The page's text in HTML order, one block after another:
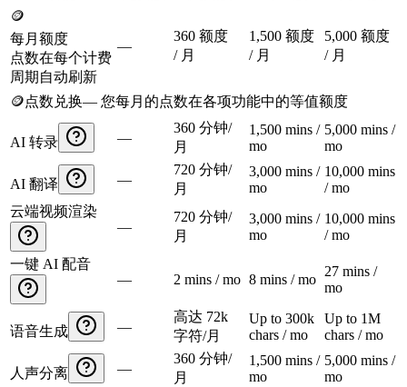
🪙
每月额度
点数在每个计费
周期自动刷新
—
360 额度
/ 月
1,500 额度
/ 月
5,000 额度
/ 月
🪙点数兑换— 您每月的点数在各项功能中的等值额度
AI 转录 —
360 分钟/
月
1,500 mins /
mo
5,000 mins /
mo
AI 翻译 —
720 分钟/
月
3,000 mins /
mo
10,000 mins
/ mo
云端视频渲染
—
720 分钟/
月
3,000 mins /
mo
10,000 mins
/ mo
一键 AI 配音
—
2 mins / mo 8 mins / mo
27 mins /
mo
语音生成 —
高达 72k
字符/月
Up to 300k
chars / mo
Up to 1M
chars / mo
人声分离 —
360 分钟/
月
1,500 mins /
mo
5,000 mins /
mo